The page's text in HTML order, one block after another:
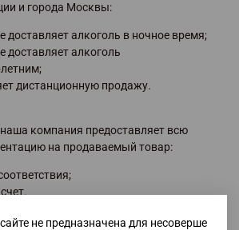
и города Москвы:
доставляет алкоголь в ночное время;
доставляет алкоголь
дистанционную продажу.
компания предоставляет всю
на продаваемый товар:
не предназначена для несоверше